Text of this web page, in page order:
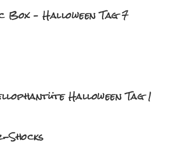
Box – Halloween Tag 7
Halloween Tag 1
Shocks